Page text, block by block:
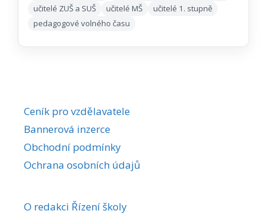
učitelé ZUŠ a SUŠ
učitelé MŠ
učitelé 1. stupně
pedagogové volného času
Ceník pro vzdělavatele
Bannerová inzerce
Obchodní podmínky
Ochrana osobních údajů
O redakci Řízení školy